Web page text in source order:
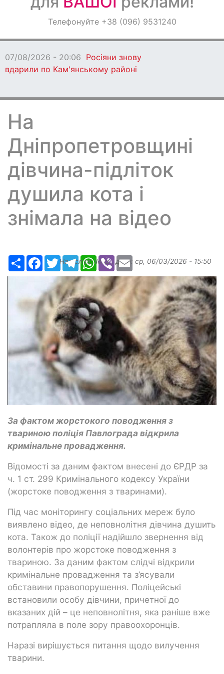
ОголошенняТелефонуйте +38 (096) 9531240
07/08/2026 - 20:06 Росіяни знову
вдарили по Кам'янському районі
На
Дніпропетровщині
дівчина-підліток
душила кота і
знімала на відео
РесурсFacebook
TwitterTelegramWhatsApp
Viber Email
Надіслав:ilona, дата: ср, 06/03/2026 - 15:50
За фактом жорстокого поводження з
твариною поліція Павлограда відкрила
кримінальне провадження.
Відомості за даним фактом внесені до ЄРДР за
ч. 1 ст. 299 Кримінального кодексу України
(жорстоке поводження з тваринами).
Під час моніторингу соціальних мереж було
виявлено відео, де неповнолітня дівчина душить
кота. Також до поліції надійшло звернення від
волонтерів про жорстоке поводження з
твариною. За даним фактом слідчі відкрили
кримінальне провадження та з’ясували
обставини правопорушення. Поліцейські
встановили особу дівчини, причетної до
вказаних дій – це неповнолітня, яка раніше вже
потрапляла в поле зору правоохоронців.
Наразі вирішується питання щодо вилучення
тварини.